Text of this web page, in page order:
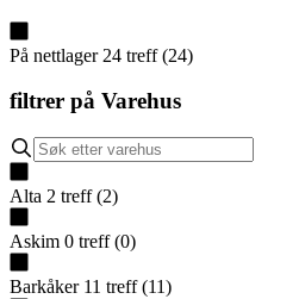
På nettlager 24 treff (24)
filtrer på Varehus
Alta 2 treff (2)
Askim 0 treff (0)
Barkåker 11 treff (11)